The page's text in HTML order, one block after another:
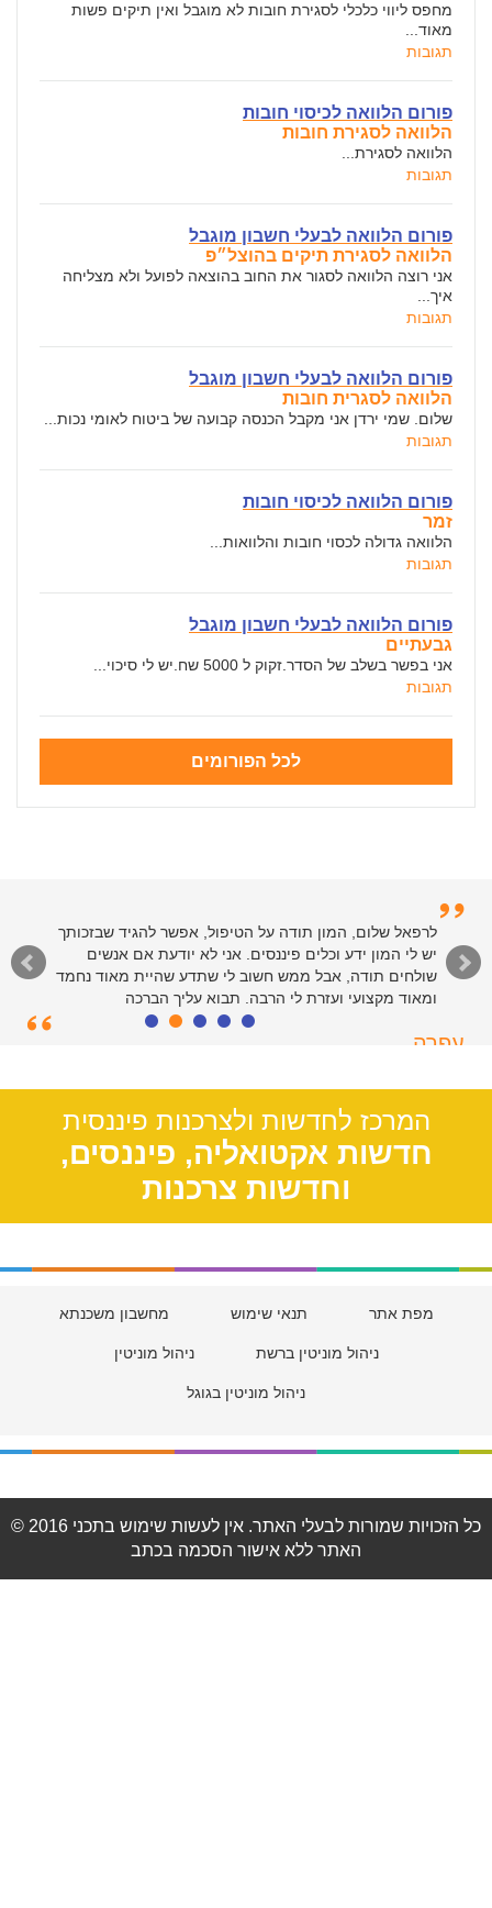
מחפס ליווי כלכלי לסגירת חובות לא מוגבל ואין תיקים פשות
מאוד...
תגובות
פורום הלוואה לכיסוי חובות
הלוואה לסגירת חובות
הלוואה לסגירת...
תגובות
פורום הלוואה לבעלי חשבון מוגבל
הלוואה לסגירת תיקים בהוצל״פ
אני רוצה הלוואה לסגור את החוב בהוצאה לפועל ולא מצליחה
איך...
תגובות
פורום הלוואה לבעלי חשבון מוגבל
הלוואה לסגרית חובות
שלום. שמי ירדן אני מקבל הכנסה קבועה של ביטוח לאומי נכות...
תגובות
פורום הלוואה לכיסוי חובות
זמר
הלוואה גדולה לכסוי חובות והלוואות...
תגובות
פורום הלוואה לבעלי חשבון מוגבל
גבעתיים
אני בפשר בשלב של הסדר.זקוק ל 5000 שח.יש לי סיכוי...
תגובות
לכל הפורומים
לרפאל שלום, המון תודה על הטיפול, אפשר להגיד שבזכותך
יש לי המון ידע וכלים פיננסים. אני לא יודעת אם אנשים
שולחים תודה, אבל ממש חשוב לי שתדע שהיית מאוד נחמד
ומאוד מקצועי ועזרת לי הרבה. תבוא עליך הברכה
עפרה
המרכז לחדשות ולצרכנות פיננסית
חדשות אקטואליה, פיננסים,
וחדשות צרכנות
מפת אתר תנאי שימוש מחשבון משכנתא
ניהול מוניטין ברשת ניהול מוניטין
ניהול מוניטין בגוגל
© 2016 כל הזכויות שמורות לבעלי האתר. אין לעשות שימוש בתכני
האתר ללא אישור הסכמה בכתב